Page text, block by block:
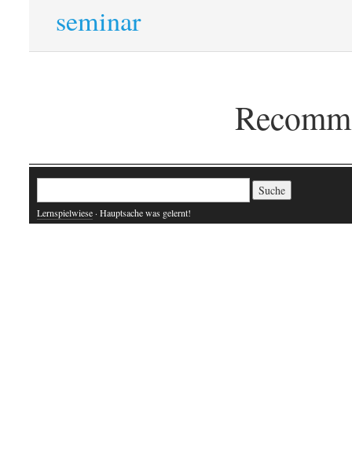
seminar
Lernspielwiese · Hauptsache was gelernt!